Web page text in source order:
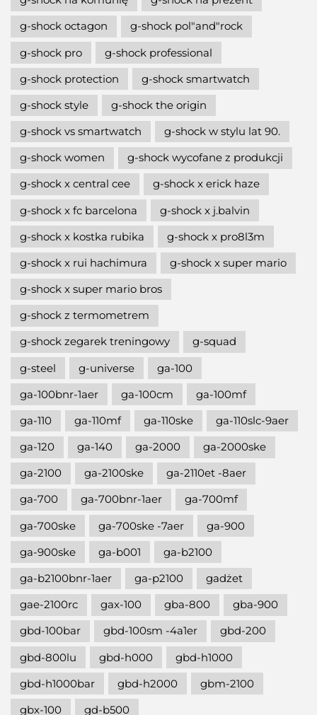
g-shock octagon
g-shock pol"and"rock
g-shock pro
g-shock professional
g-shock protection
g-shock smartwatch
g-shock style
g-shock the origin
g-shock vs smartwatch
g-shock w stylu lat 90.
g-shock women
g-shock wycofane z produkcji
g-shock x central cee
g-shock x erick haze
g-shock x fc barcelona
g-shock x j.balvin
g-shock x kostka rubika
g-shock x pro8l3m
g-shock x rui hachimura
g-shock x super mario
g-shock x super mario bros
g-shock z termometrem
g-shock zegarek treningowy
g-squad
g-steel
g-universe
ga-100
ga-100bnr-1aer
ga-100cm
ga-100mf
ga-110
ga-110mf ga-110ske
ga-110slc-9aer
ga-120
ga-140 ga-2000
ga-2000ske
ga-2100
ga-2100ske
ga-2110et -8aer
ga-700
ga-700bnr-1aer
ga-700mf
ga-700ske
ga-700ske -7aer
ga-900
ga-900ske
ga-b001
ga-b2100
ga-b2100bnr-1aer
ga-p2100
gadżet
gae-2100rc
gax-100 gba-800
gba-900
gbd-100bar
gbd-100sm -4a1er
gbd-200
gbd-800lu
gbd-h000
gbd-h1000
gbd-h1000bar
gbd-h2000
gbm-2100
gbx-100
gd-b500